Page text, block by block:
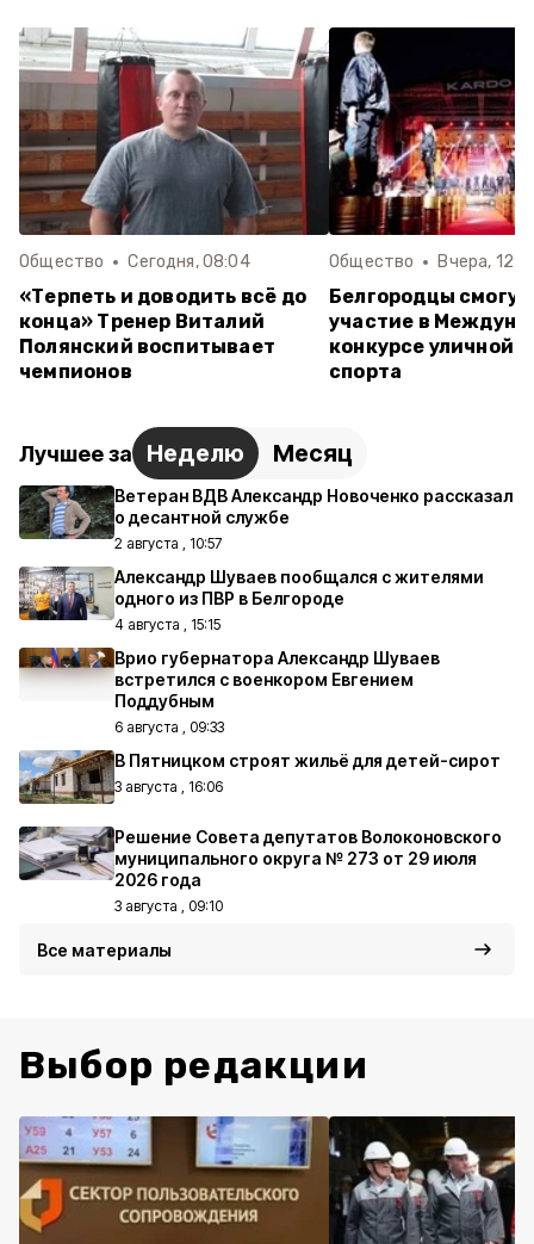
Общество Сегодня, 08:04
«Терпеть и доводить всё до
конца» Тренер Виталий
Полянский воспитывает
чемпионов
Общество Вчера,
Белгородцы
участие в
конкурсе уличной
спорта
Лучшее за Неделю Месяц
Ветеран ВДВ Александр Новоченко рассказал
о десантной службе
2 августа , 10:57
Александр Шуваев пообщался с жителями
одного из ПВР в Белгороде
4 августа , 15:15
Врио губернатора Александр Шуваев
встретился с военкором Евгением
Поддубным
6 августа , 09:33
В Пятницком строят жильё для детей-сирот
3 августа , 16:06
Решение Совета депутатов Волоконовского
муниципального округа № 273 от 29 июля
2026 года
3 августа , 09:10
Все материалы
Выбор редакции